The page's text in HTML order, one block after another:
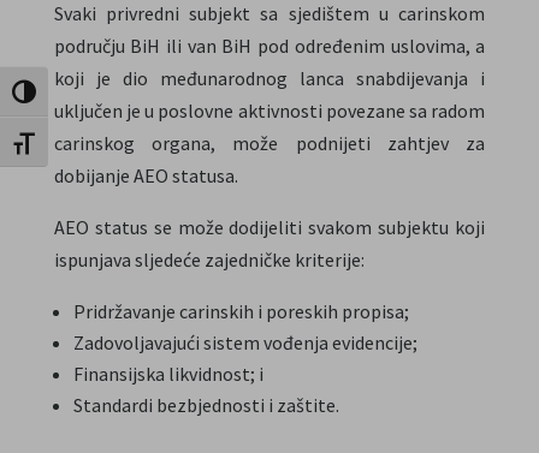
Toggle High Contrast
Toggle Font size
Svaki privredni subjekt sa sjedištem u carinskom
području BiH ili van BiH pod određenim uslovima, a
koji je dio međunarodnog lanca snabdijevanja i
uključen je u poslovne aktivnosti povezane sa radom
carinskog organa, može podnijeti zahtjev za
dobijanje AEO statusa.
AEO status se može dodijeliti svakom subjektu koji
ispunjava sljedeće zajedničke kriterije:
Pridržavanje carinskih i poreskih propisa;
Zadovoljavajući sistem vođenja evidencije;
Finansijska likvidnost; i
Standardi bezbjednosti i zaštite.